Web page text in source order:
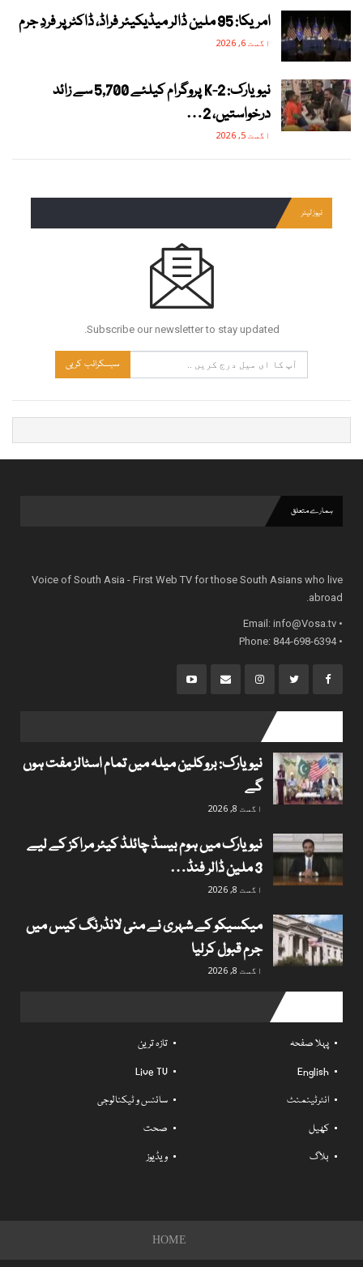
امریکا: 95 ملین ڈالر میڈیکیئر فراڈ، ڈاکٹر پر فردِ جرم
اگست 6, 2026
نیویارک: 2-K پروگرام کیلئے 5,700 سے زائد
درخواستیں، 2…
اگست 5, 2026
نیوز لیٹر
Subscribe our newsletter to stay updated.
سبسکرائب کریں
ہمارے متعلق
Voice of South Asia - First Web TV for those South Asians who live
abroad.
• Email:
info@Vosa.tv
• Phone: 844-698-6394
نیویارک: بروکلین میلہ میں تمام اسٹالز مفت ہوں
گے
اگست 8, 2026
نیویارک میں ہوم بیسڈ چائلڈ کیئر مراکز کے لیے
3 ملین ڈالر فنڈ…
اگست 8, 2026
میکسیکو کے شہری نے منی لانڈرنگ کیس میں
جرم قبول کرلیا
اگست 8, 2026
پہلا صفحہ
تازہ ترین
English
Live TV
انٹرٹینمنٹ
سائنس و ٹیکنالوجی
کھیل
صحت
بلاگ
ویڈیوز
HOME